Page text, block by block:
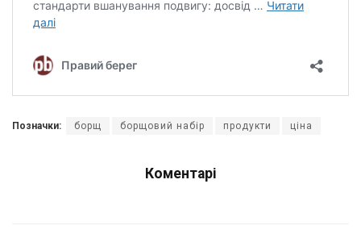
Позначки: борщ борщовий набір продукти ціна
Коментарі